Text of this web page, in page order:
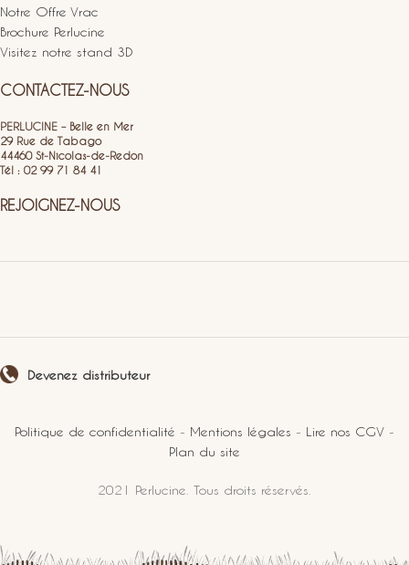
Notre Offre Vrac
Brochure Perlucine
Visitez notre stand 3D
CONTACTEZ-NOUS
PERLUCINE – Belle en Mer
29 Rue de Tabago
44460 St-Nicolas-de-Redon
Tél : 02 99 71 84 41
REJOIGNEZ-NOUS
Devenez distributeur
Politique de confidentialité - Mentions légales - Lire nos CGV -
Plan du site
2021 Perlucine. Tous droits réservés.